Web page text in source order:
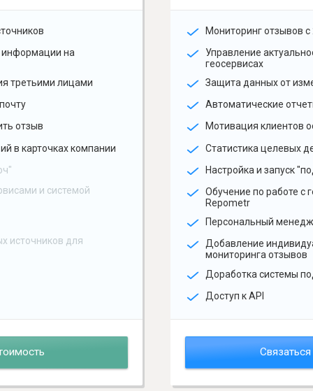
информации на
третьими лицами
отзыв
в карточках компании
и системой
источников для
Мониторинг отзывов с
Управление
геосервисах
Защита данных от
Автоматические
Мотивация клиентов
Статистика целевых
Настройка и запуск
Обучение по работе с
Repometr
Персональный
Добавление
мониторинга отзывов
Доработка системы
Доступ к API